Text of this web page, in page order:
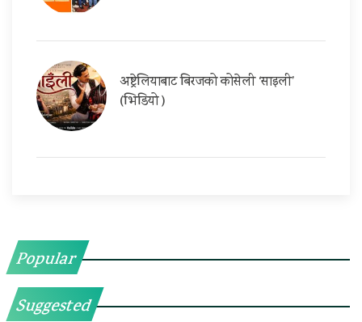
अष्ट्रेलियाबाट बिरजको कोसेली ‘साइली’
(भिडियो )
Popular
Suggested